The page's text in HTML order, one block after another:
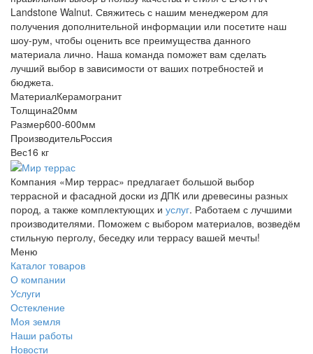
Landstone Walnut. Свяжитесь с нашим менеджером для
получения дополнительной информации или посетите наш
шоу-рум, чтобы оценить все преимущества данного
материала лично. Наша команда поможет вам сделать
лучший выбор в зависимости от ваших потребностей и
бюджета.
МатериалКерамогранит
Толщина20мм
Размер600-600мм
ПроизводительРоссия
Вес16 кг
Компания «Мир террас» предлагает большой выбор
террасной и фасадной доски из ДПК или древесины разных
пород, а также комплектующих и услуг. Работаем с лучшими
производителями. Поможем с выбором материалов, возведём
стильную перголу, беседку или террасу вашей мечты!
Меню
Каталог товаров
О компании
Услуги
Остекление
Моя земля
Наши работы
Новости